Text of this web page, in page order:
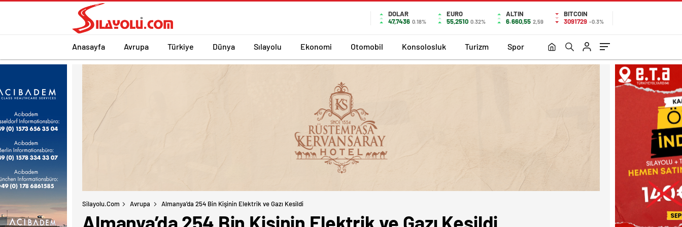
DOLAR
47,7436 0.18%
EURO
55,2510 0.32%
ALTIN
6.660,55 2,59
BITCOIN
3091729 -0.3%
Anasayfa Avrupa Türkiye Dünya Sılayolu Ekonomi Otomobil Konsolosluk Turizm Spor
Silayolu.com Avrupa Almanya’da 254 Bin Kişinin Elektrik ve Gazı Kesildi